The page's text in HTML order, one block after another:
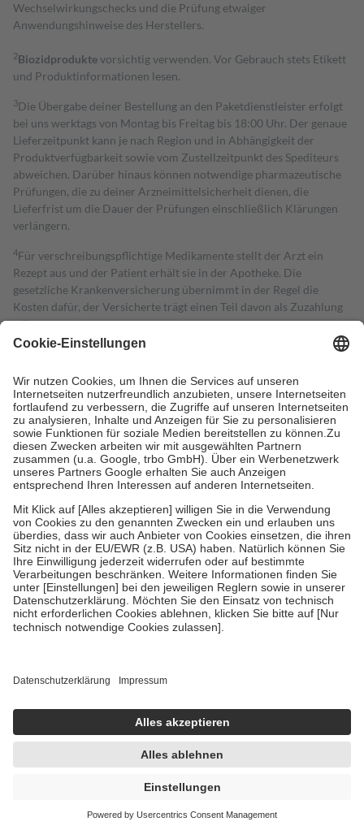
Wechselwirkungschecks und die Prüfung etwaiger
Anwendungshinweise des Herstellers.
2Biozidproduktevorsichtig verwenden. Vor Gebrauch stets Etikett
und Produktinformationen lesen.
3Die Übergabe deiner Bestellung an den Paketdienstleister erfolgt
bei uns werktags von Montag bis Freitag bis 18:00 Uhr. Der genaue
Lieferzeitpunkt kann je nach Region und in Abhängigkeit der
Produktverfügbarkeit sowie vom Zustellzeitpunkt des Spediteurs
abweichen. Darüber hinaus können notwendige pharmazeutische
Prüfungen, die zu deiner Arzneimittelsicherheit dienen, die
Lieferfrist um die Dauer der Prüfungen einschließlich Klärungen
verlängern.
4Für verschreibungspflichtige Medikamente stellt der Arzt ein
Rezept aus und der Patient erhält sie in der Apotheke. Die
gesetzliche Krankenversicherung übernimmt in der Regel die
Kosten dafür, der Versicherte trägt einen Teil davon als Zuzahlung
mit.
Grundsätzlich leisten Mitglieder Zuzahlungen in Höhe von zehn
höchstens zehn Euro.
Es sind jedoch nie mehr als die tatsächlichen
Kosten der Leistung zu entrichten.
Diese Regeln gelten grundsätzlich auch für Online-Apotheken.
Bei Heilmitteln und häuslicher Krankenpflege beträgt die
Zuzahlung zehn Prozent der Kosten sowie zehn Euro je
Verordnung.
Um das Engagement der Versicherten für ihre eigene Gesundheit zu
stärken und die besondere Stellung der Familie zu unterstützen,
fallenkeine Zuzahlungenan bei:
• Kindern und Jugendlichen bis zum vollendeten 18. Lebensjahr
mit Ausnahme der Fahrkosten
• Untersuchungen zur Vorsorge und Früherkennung, die von der
GKV getragen werden
• empfohlenen Schutzimpfungen
• Harn- und Blutteststreifen
getroffen, um sicherzustellen, dass es sich um echte Bewertungen
https://help.etrusted.com/hc/de/articles/4419944605341
Einige Bilder und Inhalte wurden unter Zuhilfenahme künstlicher